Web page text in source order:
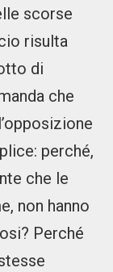
scorse
risulta
di
che
perché,
che le
non hanno
Perché